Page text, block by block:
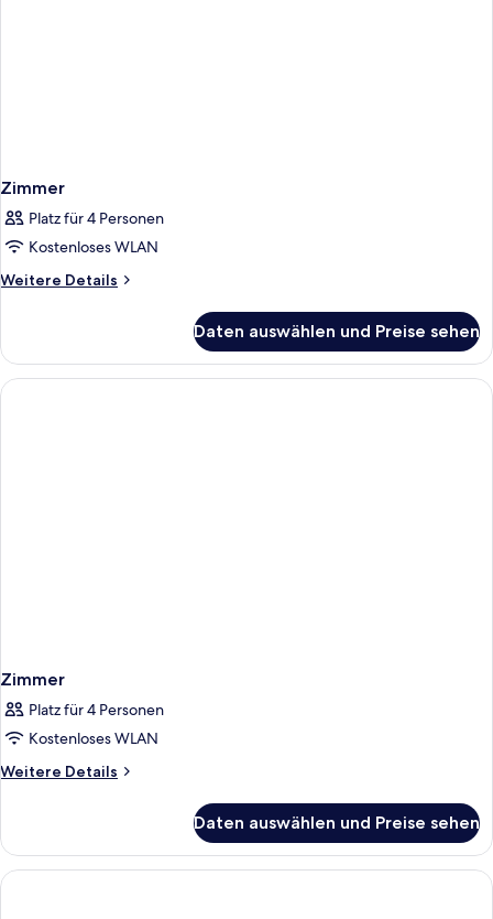
Zimmer
Platz für 4 Personen
Kostenloses WLAN
Weitere Details
Weitere
Daten auswählen und Preise sehen
Zimmer
Platz für 4 Personen
Kostenloses WLAN
Weitere Details
Weitere
Daten auswählen und Preise sehen